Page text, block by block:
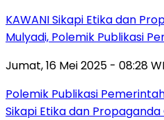
KAWANI Sikapi Etika dan
Mulyadi, Polemik Publikasi
Jumat, 16 Mei 2025 - 08:28
Polemik Publikasi
Sikapi Etika dan